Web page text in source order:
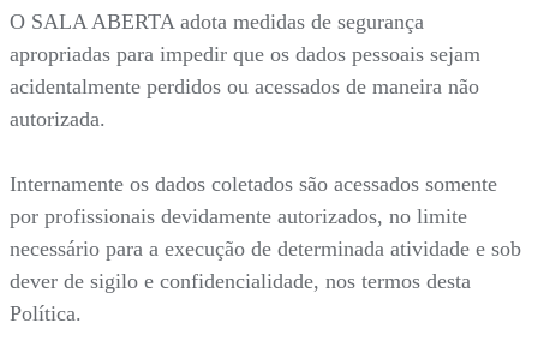
O SALA ABERTA adota medidas de segurança
apropriadas para impedir que os dados pessoais sejam
acidentalmente perdidos ou acessados de maneira não
autorizada.
Internamente os dados coletados são acessados somente
por profissionais devidamente autorizados, no limite
necessário para a execução de determinada atividade e sob
dever de sigilo e confidencialidade, nos termos desta
Política.